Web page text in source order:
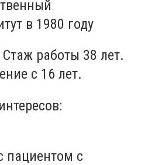
в 1980 году
работы 38 лет.
с 16 лет.
пациентом с